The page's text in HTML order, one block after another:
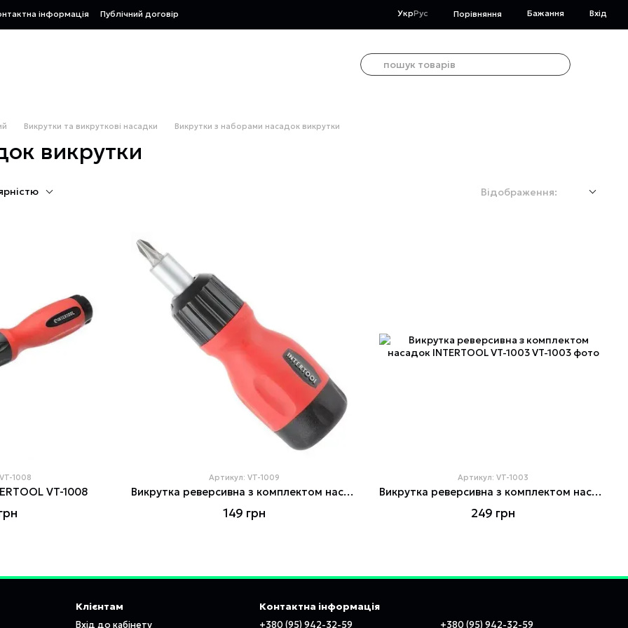
інформація Публічний договір УкрРус Порівняння Бажання Вхід
Викрутки та викруткові насадки Викрутки з наборами насадок викрутки
викрутки
Відображення:
1008
VT-1008
Артикул: VT-1009
Викрутка реверсивна з комплектом насадок 6 од. INTERTOOL VT-1009
149 грн
Артикул: VT-1003
Викрутка реверсивна з комплектом насадок INTERTOOL VT-1003
249 грн
Клієнтам
Вхід до кабінету
Контактна інформація
+380 (95) 942-32-59 +380 (95) 942-32-59